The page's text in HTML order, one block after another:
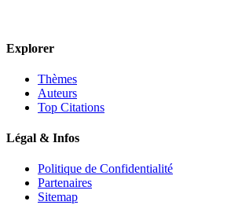
Explorer
Thèmes
Auteurs
Top Citations
Légal & Infos
Politique de Confidentialité
Partenaires
Sitemap